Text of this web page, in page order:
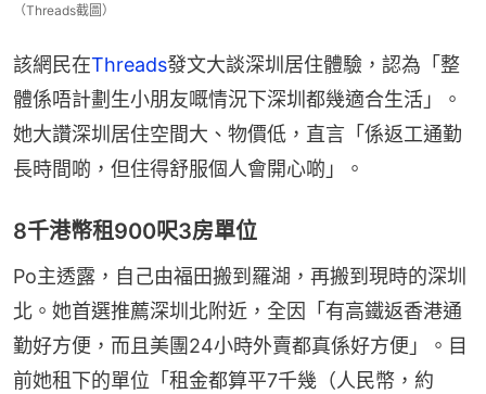
（Threads截圖）
該網民在Threads發文大談深圳居住體驗，認為「整
體係唔計劃生小朋友嘅情況下深圳都幾適合生活」。
她大讚深圳居住空間大、物價低，直言「係返工通勤
長時間啲，但住得舒服個人會開心啲」。
8千港幣租900呎3房單位
Po主透露，自己由福田搬到羅湖，再搬到現時的深圳
北。她首選推薦深圳北附近，全因「有高鐵返香港通
勤好方便，而且美團24小時外賣都真係好方便」。目
前她租下的單位「租金都算平7千幾（人民幣，約